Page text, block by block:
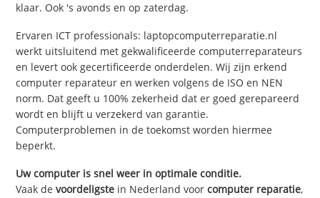
klaar. Ook 's avonds en op zaterdag.
Ervaren ICT professionals: laptopcomputerreparatie.nl
werkt uitsluitend met gekwalificeerde computerreparateurs
en levert ook gecertificeerde onderdelen. Wij zijn erkend
computer reparateur en werken volgens de ISO en NEN
norm. Dat geeft u 100% zekerheid dat er goed gerepareerd
wordt en blijft u verzekerd van garantie.
Computerproblemen in de toekomst worden hiermee
beperkt.
Uw computer is snel weer in optimale conditie.
Vaak devoordeligste in Nederland voorcomputer reparatie,